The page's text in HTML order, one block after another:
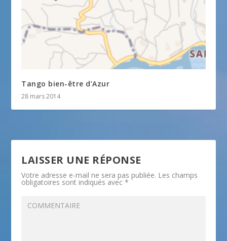
Tango bien-être d’Azur
28 mars 2014
LAISSER UNE RÉPONSE
Votre adresse e-mail ne sera pas publiée. Les champs
obligatoires sont indiqués avec*